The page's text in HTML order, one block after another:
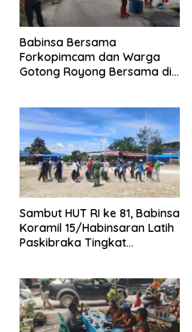
Babinsa Bersama
Forkopimcam dan Warga
Gotong Royong Bersama di
Sambut HUT RI ke 81, Babinsa
Koramil 15/Habinsaran Latih
Paskibraka Tingkat